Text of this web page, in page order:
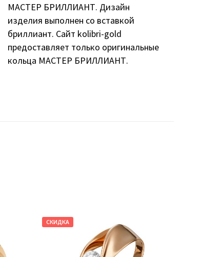
МАСТЕР БРИЛЛИАНТ. Дизайн
изделия выполнен со вставкой
бриллиант. Сайт kolibri-gold
предоставляет только оригинальные
кольца МАСТЕР БРИЛЛИАНТ.
СКИДКА